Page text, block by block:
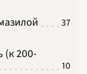
37
200-
10